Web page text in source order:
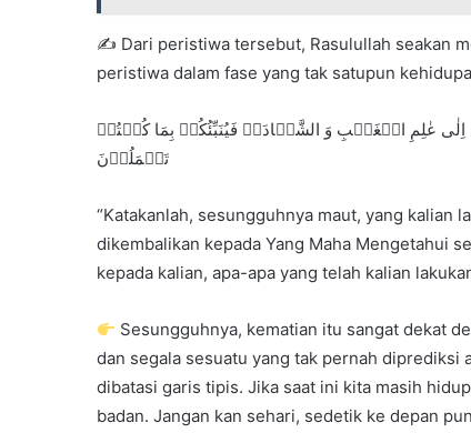
✍️ Dari peristiwa tersebut, Rasulullah seakan
peristiwa dalam fase yang tak satupun
عٰلِمِ الۡغَیۡبِ وَ الشَّہَادَۃِ فَیُنَبِّئُکُمۡ بِمَا کُنۡتُمۡ
تَعۡمَلُوۡنَ
“Katakanlah, sesungguhnya maut, yang kalian
dikembalikan kepada Yang Maha Mengetahui
kepada kalian, apa-apa yang telah kalian
Sesungguhnya, kematian itu sangat dekat
dan segala sesuatu yang tak pernah diprediksi
dibatasi garis tipis. Jika saat ini kita masih
badan. Jangan kan sehari, sedetik ke depan